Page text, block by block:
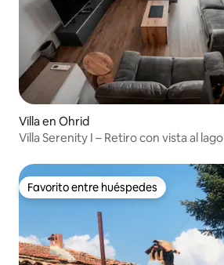
Villa en Ohrid
Villa Serenity I – Retiro con vista al lago
Favorito entre huéspedes
Favorito entre huéspedes